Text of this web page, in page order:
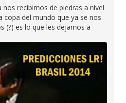
nos recibimos de piedras a nivel
del mundo que ya se nos
(?) es lo que les dejamos a